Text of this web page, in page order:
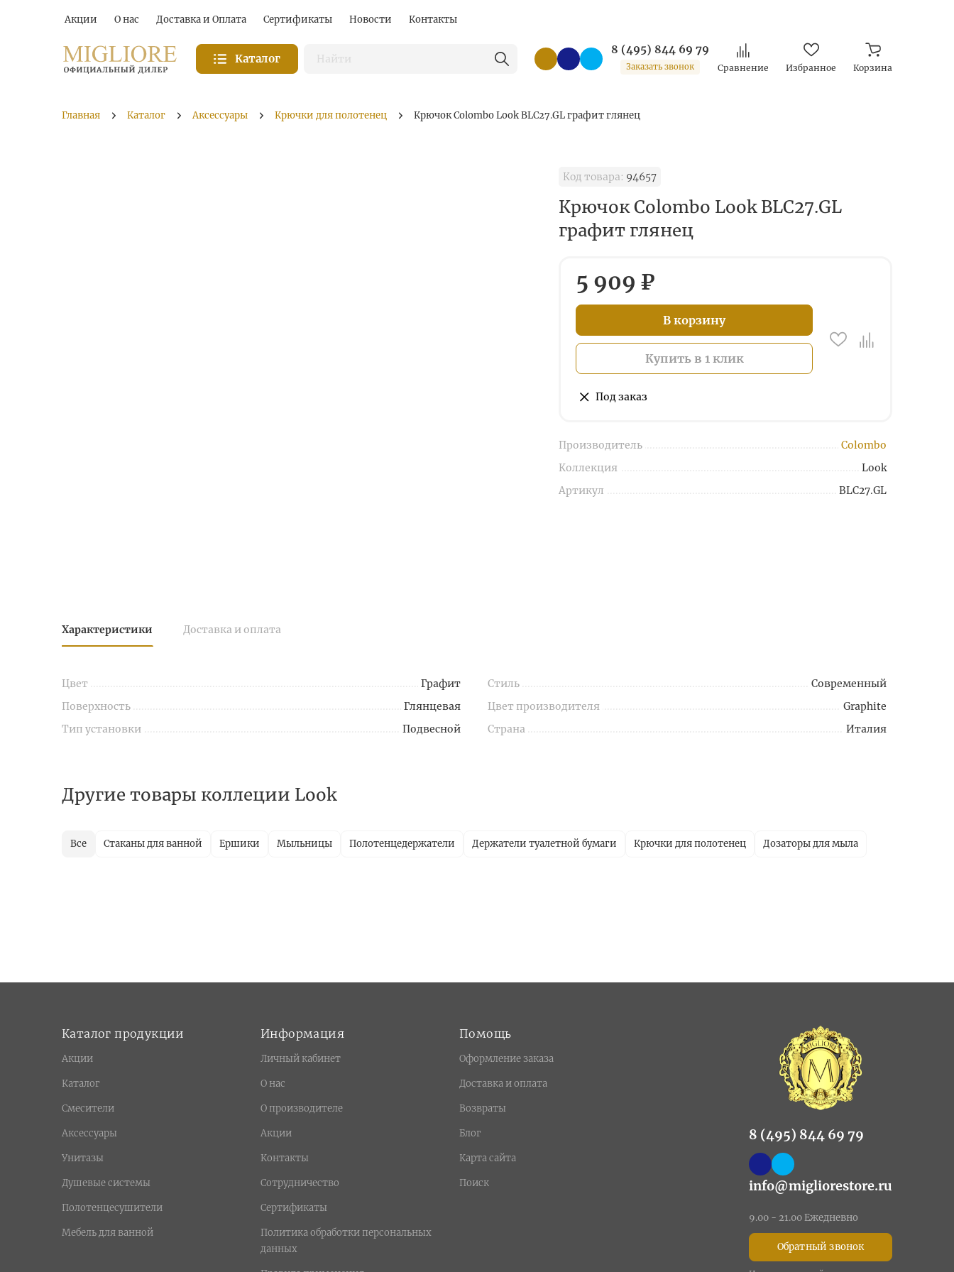
Акции О нас Доставка и Оплата Сертификаты Новости Контакты
Каталог
8 (495) 844 69 79
Заказать звонок Сравнение Избранное Корзина
Главная Каталог Аксессуары Крючки для полотенец Крючок Colombo Look BLC27.GL графит глянец
Код товара: 94657
Крючок Colombo Look BLC27.GL
графит глянец
5 909 ₽
В корзину
Купить в 1 клик
Под заказ
Производитель
Colombo
Коллекция
Look
Артикул
BLC27.GL
Характеристики Доставка и оплата
Цвет
Графит
Поверхность
Глянцевая
Тип установки
Подвесной
Стиль
Современный
Цвет производителя
Graphite
Страна
Италия
Другие товары коллеции Look
Все Стаканы для ванной Ершики Мыльницы Полотенцедержатели Держатели туалетной бумаги Крючки для полотенец Дозаторы для мыла
Каталог продукции
Акции
Каталог
Смесители
Аксессуары
Унитазы
Душевые системы
Полотенцесушители
Мебель для ванной
Информация
Личный кабинет
О нас
О производителе
Акции
Контакты
Сотрудничество
Сертификаты
Политика обработки персональных
данных
Помощь
Оформление заказа
Доставка и оплата
Возвраты
Блог
Карта сайта
Поиск
8 (495) 844 69 79
info@migliorestore.ru
9.00 - 21.00 Ежедневно
Обратный звонок